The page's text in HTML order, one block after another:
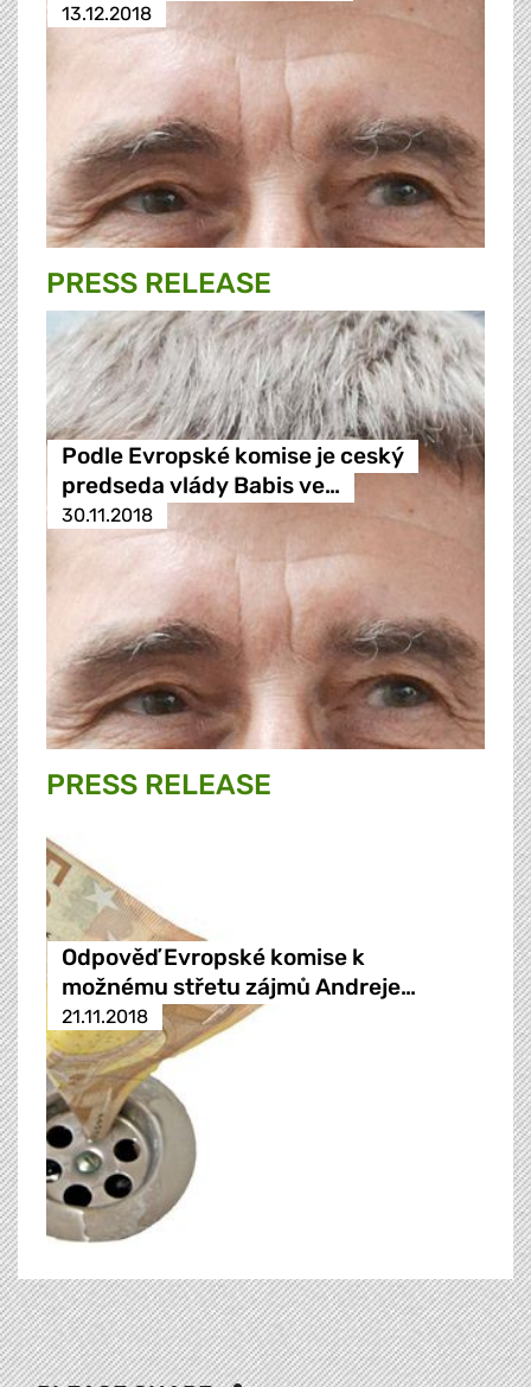
13.12.2018
PRESS RELEASE
Podle Evropské komise je ceský
predseda vlády Babis ve…
30.11.2018
PRESS RELEASE
Odpověď Evropské komise k
možnému střetu zájmů Andreje…
21.11.2018